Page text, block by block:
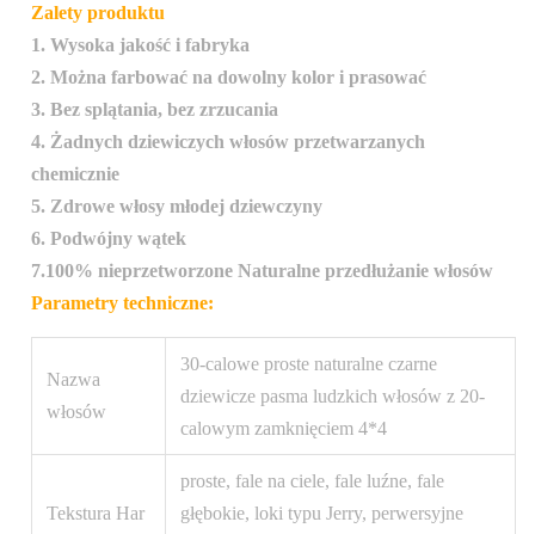
Zalety produktu
1. Wysoka jakość i fabryka
2. Można farbować na dowolny kolor i prasować
3. Bez splątania, bez zrzucania
4. Żadnych dziewiczych włosów przetwarzanych
chemicznie
5. Zdrowe włosy młodej dziewczyny
6. Podwójny wątek
7.100% nieprzetworzone Naturalne przedłużanie włosów
Parametry techniczne:
Nazwa
włosów
30-calowe proste naturalne czarne
dziewicze pasma ludzkich włosów z 20-
calowym zamknięciem 4*4
Tekstura Har
proste, fale na ciele, fale luźne, fale
głębokie, loki typu Jerry, perwersyjne